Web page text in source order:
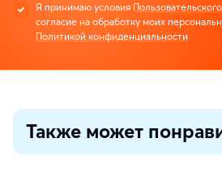
Я принимаю условия
согласие на обработку моих
Политикой конфиденциальности
Также может